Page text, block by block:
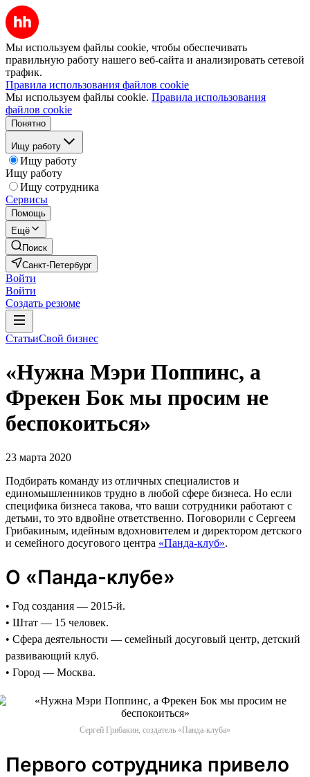
Мы используем файлы cookie, чтобы обеспечивать
правильную работу нашего веб-сайта и анализировать сетевой
трафик.
Правила использования файлов cookie
Мы используем файлы cookie. Правила использования
файлов cookie
Понятно
Ищу работу
Ищу работу
Ищу работу
Ищу сотрудника
Сервисы
Помощь
Ещё
Поиск
Санкт-Петербург
Войти
Войти
Создать резюме
СтатьиСвой бизнес
«Нужна Мэри Поппинс, а
Фрекен Бок мы просим не
беспокоиться»
23 марта 2020
Подбирать команду из отличных специалистов и
единомышленников трудно в любой сфере бизнеса. Но если
специфика бизнеса такова, что ваши сотрудники работают с
детьми, то это вдвойне ответственно. Поговорили с Сергеем
Грибакиным, идейным вдохновителем и директором детского
и семейного досугового центра «Панда-клуб».
О «Панда-клубе»
• Год создания — 2015-й.
• Штат — 15 человек.
• Сфера деятельности — семейный досуговый центр, детский
развивающий клуб.
• Город — Москва.
Сергей Грибакин, создатель «Панда-клуба»
Первого сотрудника привело